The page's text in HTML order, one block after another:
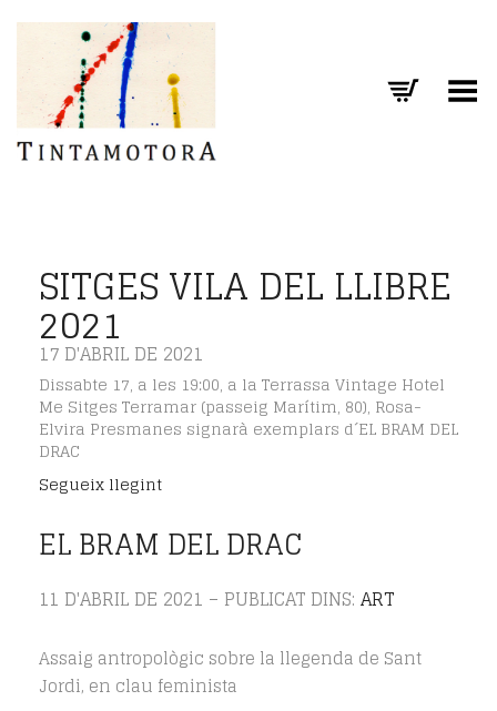
Toggle Menu
SITGES VILA DEL LLIBRE
2021
17 D'ABRIL DE 2021
Dissabte 17, a les 19:00, a la Terrassa Vintage Hotel
Me Sitges Terramar (passeig Marítim, 80), Rosa-
Elvira Presmanes signarà exemplars d´EL BRAM DEL
DRAC
Segueix llegint
EL BRAM DEL DRAC
11 D'ABRIL DE 2021 – PUBLICAT DINS: ART
Assaig antropològic sobre la llegenda de Sant
Jordi, en clau feminista